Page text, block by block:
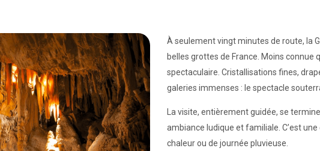
À seulement vingt minutes de route, la
belles grottes de France. Moins connue
spectaculaire. Cristallisations fines,
galeries immenses : le spectacle
La visite, entièrement guidée, se
ambiance ludique et familiale. C’est
chaleur ou de journée pluvieuse.